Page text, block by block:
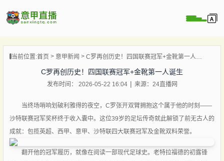
播
闻
当前位置:首页 意甲新闻 C罗再创历史！四国联赛冠军+金靴第一人诞生
C罗再创历史！四国联赛冠军+金靴第一人诞生
发布时间： 2026-05-22 16:04 来源：24直播网
当终场哨响划破利雅得的夜空，C罗张开双臂拥抱这个属于他的时刻——
沙特联赛冠军奖杯终于收入囊中。这位39岁的足坛传奇就此解锁了前无古人的
成就：包揽英超、西甲、意甲、沙特联四大联赛冠军及金靴双料荣誉。
翻开他的冠军履历，就像在阅读一部现代足球史。老特拉福德的初露锋